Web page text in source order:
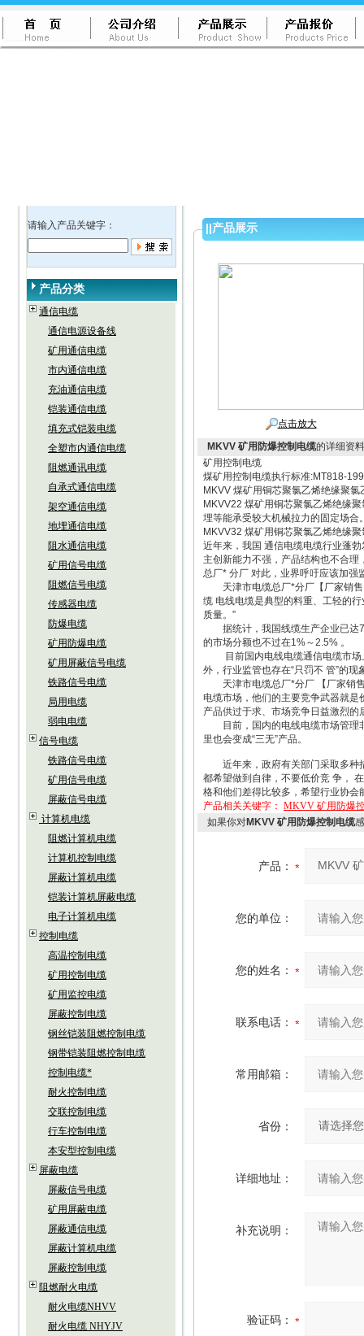
请输入产品关键字：
产品分类
通信电缆
通信电源设备线
矿用通信电缆
市内通信电缆
充油通信电缆
铠装通信电缆
填充式铠装电缆
全塑市内通信电缆
阻燃通讯电缆
自承式通信电缆
架空通信电缆
地埋通信电缆
阻水通信电缆
矿用信号电缆
阻燃信号电缆
传感器电缆
防爆电缆
矿用防爆电缆
矿用屏蔽信号电缆
铁路信号电缆
局用电缆
弱电电缆
信号电缆
铁路信号电缆
矿用信号电缆
屏蔽信号电缆
计算机电缆
阻燃计算机电缆
计算机控制电缆
屏蔽计算机电缆
铠装计算机屏蔽电缆
电子计算机电缆
控制电缆
高温控制电缆
矿用控制电缆
矿用监控电缆
屏蔽控制电缆
钢丝铠装阻燃控制电缆
钢带铠装阻燃控制电缆
控制电缆*
耐火控制电缆
交联控制电缆
行车控制电缆
本安型控制电缆
屏蔽电缆
屏蔽信号电缆
矿用屏蔽电缆
屏蔽通信电缆
屏蔽计算机电缆
屏蔽控制电缆
阻燃耐火电缆
耐火电缆NHVV
耐火电缆 NHYJV
||产品展示
点击放大
MKVV 矿用防爆控制电缆的详细资
矿用控制电缆
煤矿用控制电缆执行标准:MT818-
MKVV 煤矿用铜芯聚氯乙烯绝缘聚
MKVV22 煤矿用铜芯聚氯乙烯绝缘
埋等能承受较大机械拉力的固定场合
MKVV32 煤矿用铜芯聚氯乙烯绝缘
近年来，我国 通信电缆电缆行业蓬
主创新能力不强，产品结构也不合
总厂* 分厂 对此，业界呼吁应该加强
天津市电缆总厂*分厂【厂家销售
缆 电线电缆是典型的料重、工轻的
质量。”
据统计，我国线缆生产企业已达
的市场分额也不过在1%～2.5% 。
目前国内电线电缆通信电缆市场上
外，行业监管也存在“只罚不 管”的
天津市电缆总厂*分厂 【厂家销售
电缆市场，他们的主要竞争武器就
产品供过于求、市场竞争日益激烈的
目前，国内的电线电缆市场管理非
里也会变成“三无”产品。
近年来，政府有关部门采取多种措
都希望做到自律，不要低价竞 争，
格和他们差得比较多，希望行业协
产品相关关键字： MKVV 矿用防爆
如果你对MKVV 矿用防爆控制电缆
产品：
您的单位：
您的姓名：
联系电话：
常用邮箱：
省份：
详细地址：
补充说明：
验证码：